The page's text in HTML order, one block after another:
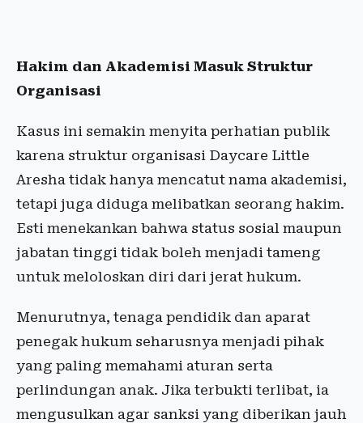
Hakim dan Akademisi Masuk Struktur
Organisasi
Kasus ini semakin menyita perhatian publik
karena struktur organisasi Daycare Little
Aresha tidak hanya mencatut nama akademisi,
tetapi juga diduga melibatkan seorang hakim.
Esti menekankan bahwa status sosial maupun
jabatan tinggi tidak boleh menjadi tameng
untuk meloloskan diri dari jerat hukum.
Menurutnya, tenaga pendidik dan aparat
penegak hukum seharusnya menjadi pihak
yang paling memahami aturan serta
perlindungan anak. Jika terbukti terlibat, ia
mengusulkan agar sanksi yang diberikan jauh